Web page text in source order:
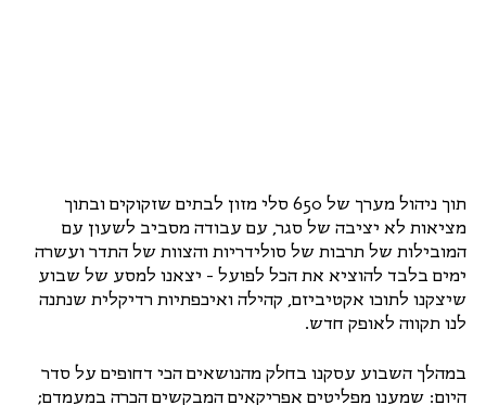
תוך ניהול מערך של 650 סלי מזון לבתים שזקוקים ובתוך
מציאות לא יציבה של סגר, עם עבודה מסביב לשעון עם
המובילות של תרבות של סולידריות והצוות של התדר ועשרה
ימים בלבד להוציא את הכל לפועל - יצאנו למסע של שבוע
שיצקנו לתוכו אקטיביזם, קהילה ואיכפתיות רדיקלית שנתנה
לנו תקווה לאופק חדש.
במהלך השבוע עסקנו בחלק מהנושאים הכי דחופים על סדר
היום: שמענו מפליטים אפריקאים המבקשים הכרה במעמדם;